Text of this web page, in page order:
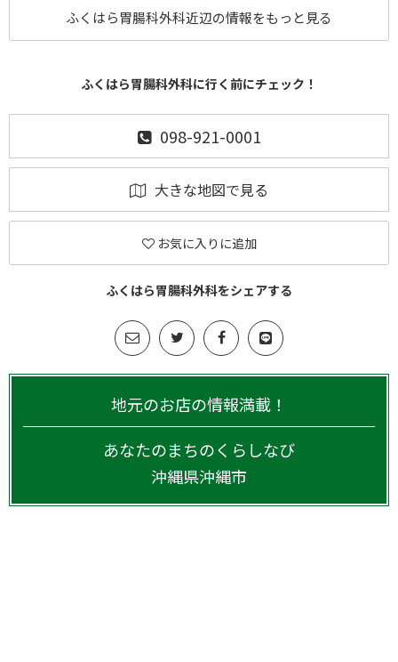
ふくはら胃腸科外科近辺の情報をもっと見る
ふくはら胃腸科外科に行く前にチェック！
098-921-0001
大きな地図で見る
お気に入りに追加
ふくはら胃腸科外科をシェアする
地元のお店の情報満載！
あなたのまちのくらしなび
沖縄県沖縄市